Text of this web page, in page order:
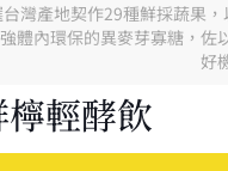
灣產地契作29種鮮採蔬果
體內環保的異麥芽寡糖，
好
輕酵飲